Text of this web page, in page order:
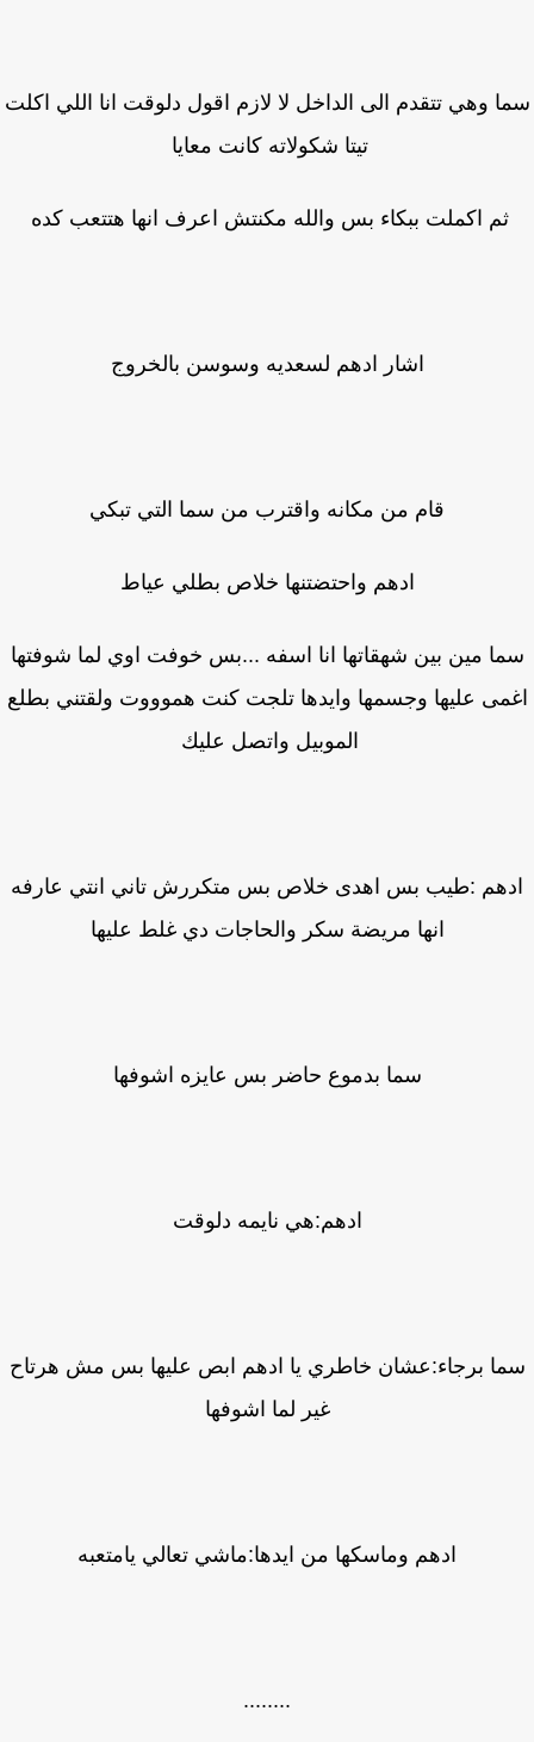
وهي تتقدم الى الداخل لا لازم اقول دلوقت انا اللي اكلت
تيتا شكولاته كانت معايا
ثم اكملت ببكاء بس والله مكنتش اعرف انها هتتعب كده
اشار ادهم لسعديه وسوسن بالخروج
قام من مكانه واقترب من سما التي تبكي
ادهم واحتضتنها خلاص بطلي عياط
مين بين شهقاتها انا اسفه ...بس خوفت اوي لما شوفتها
عليها وجسمها وايدها تلجت كنت هموووت ولقتني بطلع
الموبيل واتصل عليك
:طيب بس اهدى خلاص بس متكررش تاني انتي عارفه
انها مريضة سكر والحاجات دي غلط عليها
سما بدموع حاضر بس عايزه اشوفها
ادهم:هي نايمه دلوقت
برجاء:عشان خاطري يا ادهم ابص عليها بس مش هرتاح
غير لما اشوفها
ادهم وماسكها من ايدها:ماشي تعالي يامتعبه
........